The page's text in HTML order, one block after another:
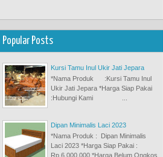
Popular Posts
Kursi Tamu Inul Ukir Jati Jepara
*Nama Produk :Kursi Tamu Inul
Ukir Jati Jepara *Harga Siap Pakai
:Hubungi Kami ...
Dipan Minimalis Laci 2023
*Nama Produk : Dipan Minimalis
Laci 2023 *Harga Siap Pakai :
Rp.6,000,000 *Harga Belum Ongkos